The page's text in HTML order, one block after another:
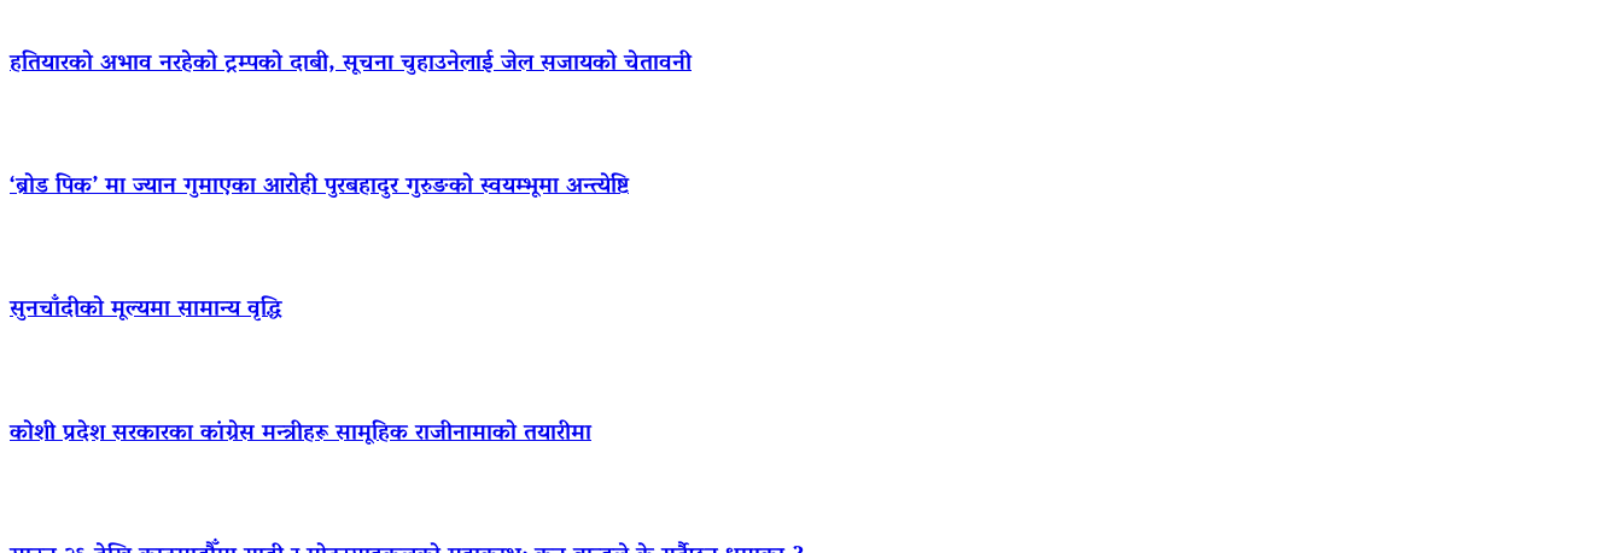
हतियारको अभाव नरहेको ट्रम्पको दाबी, सूचना चुहाउनेलाई जेल सजायको चेतावनी
‘ब्रोड पिक’ मा ज्यान गुमाएका आराेही पुरबहादुर गुरुङको स्वयम्भूमा अन्त्येष्टि
सुनचाँदीको मूल्यमा सामान्य वृद्धि
कोशी प्रदेश सरकारका कांग्रेस मन्त्रीहरू सामूहिक राजीनामाको तयारीमा